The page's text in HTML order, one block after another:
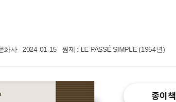
화사 2024-01-15 원제 : LE PASSÉ SIMPLE (1954년)
종이책